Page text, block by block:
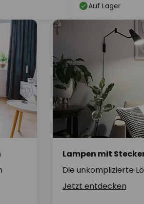
Auf Lager
Lampen mit
Die unkomplizierte
Jetzt entdecken